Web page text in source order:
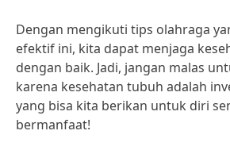
Dengan mengikuti tips olahraga
efektif ini, kita dapat menjaga
dengan baik. Jadi, jangan malas
karena kesehatan tubuh adalah
yang bisa kita berikan untuk diri
bermanfaat!